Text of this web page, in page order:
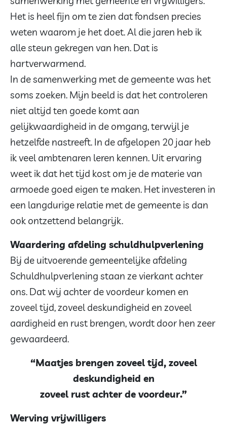
Het is heel fijn om te zien dat fondsen precies
weten waarom je het doet. Al die jaren heb ik
alle steun gekregen van hen. Dat is
hartverwarmend.
In de samenwerking met de gemeente was het
soms zoeken. Mijn beeld is dat het controleren
niet altijd ten goede komt aan
gelijkwaardigheid in de omgang, terwijl je
hetzelfde nastreeft. In de afgelopen 20 jaar heb
ik veel ambtenaren leren kennen. Uit ervaring
weet ik dat het tijd kost om je de materie van
armoede goed eigen te maken. Het investeren in
een langdurige relatie met de gemeente is dan
ook ontzettend belangrijk.
Waardering afdeling schuldhulpverlening
Bij de uitvoerende gemeentelijke afdeling
Schuldhulpverlening staan ze vierkant achter
ons. Dat wij achter de voordeur komen en
zoveel tijd, zoveel deskundigheid en zoveel
aardigheid en rust brengen, wordt door hen zeer
gewaardeerd.
“Maatjes brengen zoveel tijd, zoveel
deskundigheid en
zoveel rust achter de voordeur.”
Werving vrijwilligers